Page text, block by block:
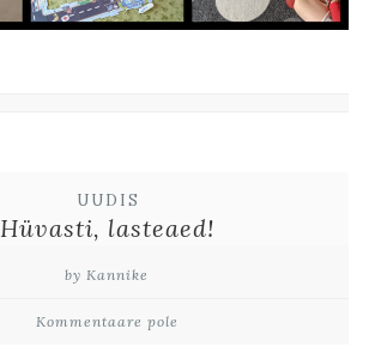
UUDIS
Hüvasti, lasteaed!
by Kannike
Kommentaare pole